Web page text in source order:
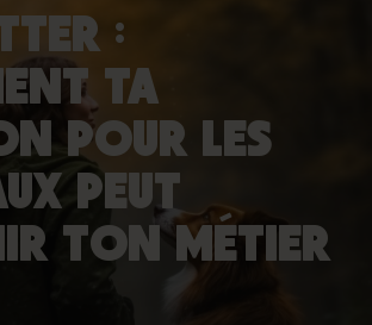
:
TA
POUR LES
PEUT
TON MÉTIER